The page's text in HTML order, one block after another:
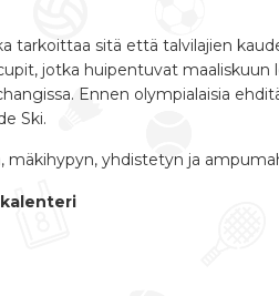
tarkoittaa sitä että talvilajien
jotka huipentuvat
Ennen olympialaisia
Ski.
mäkihypyn, yhdistetyn ja